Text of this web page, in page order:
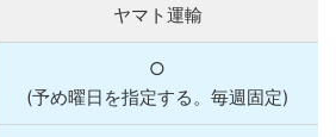
ヤマト運輸
○
(予め曜日を指定する。毎週固定)